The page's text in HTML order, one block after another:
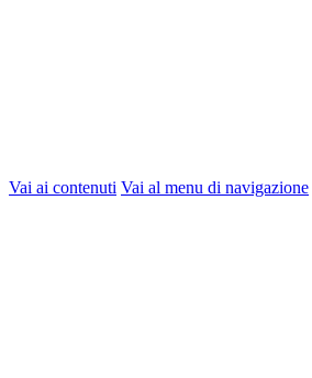
Vai ai contenuti Vai al menu di navigazione